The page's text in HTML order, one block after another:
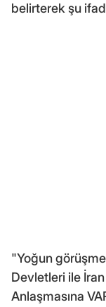
belirterek şu
"Yoğun
Devletleri ile
Anlaşmasına